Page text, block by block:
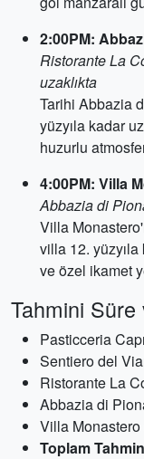
2:00PM:
Ristorante La
uzaklıkta
Tarihi Abbazia
yüzyıla kadar
huzurlu
4:00PM: Villa
Abbazia di
Villa
villa 12. yüzyıla
ve özel ikamet
Tahmini
Pasticceria
Sentiero del
Ristorante La
Abbazia di
Villa
Toplam